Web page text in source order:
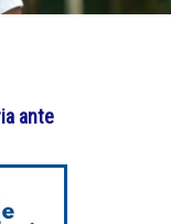
ante